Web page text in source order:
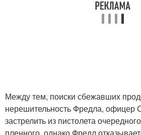
Между тем, поиски сбежавших
нерешительность Фредла, офицер
застрелить из пистолета
пленного, однако Фредл